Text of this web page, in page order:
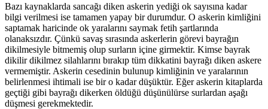
Bazı kaynaklarda sancağı diken askerin yediği ok sayısına kadar
bilgi verilmesi ise tamamen yapay bir durumdur. O askerin kimliğini
saptamak haricinde ok yaralarını saymak fetih şartlarında
olanaksızdır. Çünkü savaş sırasında askerlerin görevi bayrağın
dikilmesiyle bitmemiş olup surların içine girmektir. Kimse bayrak
dikilir dikilmez silahlarını bırakıp tüm dikkatini bayrağı diken askere
vermemiştir. Askerin cesedinin bulunup kimliğinin ve yaralarının
belirlenmesi ihtimali ise bir o kadar düşüktür. Eğer askerin kitaplarda
geçtiği gibi bayrağı dikerken öldüğü düşünülürse surlardan aşağı
düşmesi gerekmektedir.